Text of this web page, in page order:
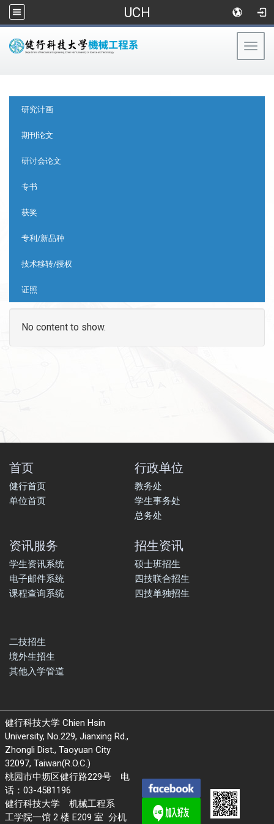
UCH
研究计画
期刊论文
研讨会论文
专书
获奖
专利/新品种
技术移转/授权
证照
No content to show.
首页
健行首页
单位首页
行政单位
教务处
学生事务处
总务处
资讯服务
学生资讯系统
电子邮件系统
课程查询系统
招生资讯
硕士班招生
四技联合招生
四技单独招生
二技招生
境外生招生
其他入学管道
健行科技大学 Chien Hsin
University, No.229, Jianxing Rd.,
Zhongli Dist., Taoyuan City
32097, Taiwan(R.O.C.)
桃园市中坜区健行路229号 电
话：03-4581196
健行科技大学 机械工程系
工学院一馆 2 楼 E209 室 分机